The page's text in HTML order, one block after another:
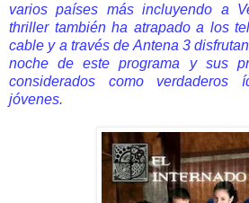
varios países más incluyendo a
thriller también ha atrapado a los
cable y a través de Antena 3
noche de este programa y sus
considerados como verdaderos
jóvenes.